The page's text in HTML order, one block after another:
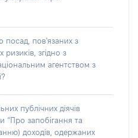
посад, пов'язаних з
згідно з
агентством з
публічних діячів
“Про запобігання та
доходів, одержаних